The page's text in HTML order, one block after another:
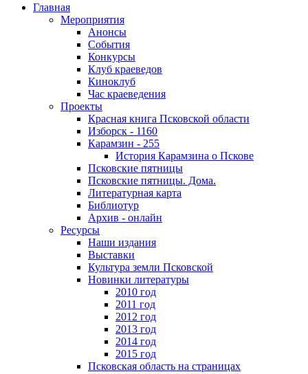
Главная
Мероприятия
Анонсы
События
Конкурсы
Клуб краеведов
Киноклуб
Час краеведения
Проекты
Красная книга Псковской области
Изборск - 1160
Карамзин - 255
История Карамзина о Пскове
Псковские пятницы
Псковские пятницы. Дома.
Литературная карта
Библиотур
Архив - онлайн
Ресурсы
Наши издания
Выставки
Культура земли Псковской
Новинки литературы
2010 год
2011 год
2012 год
2013 год
2014 год
2015 год
Псковская область на страницах